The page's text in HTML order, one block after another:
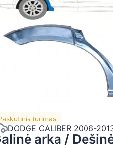
turimas
DODGE CALIBER 2006-
arka /